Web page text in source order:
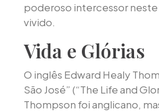
poderoso intercessor
vivido.
Vida e Glórias
O inglês Edward Healy
São José” (“The Life and
Thompson foi anglicano,